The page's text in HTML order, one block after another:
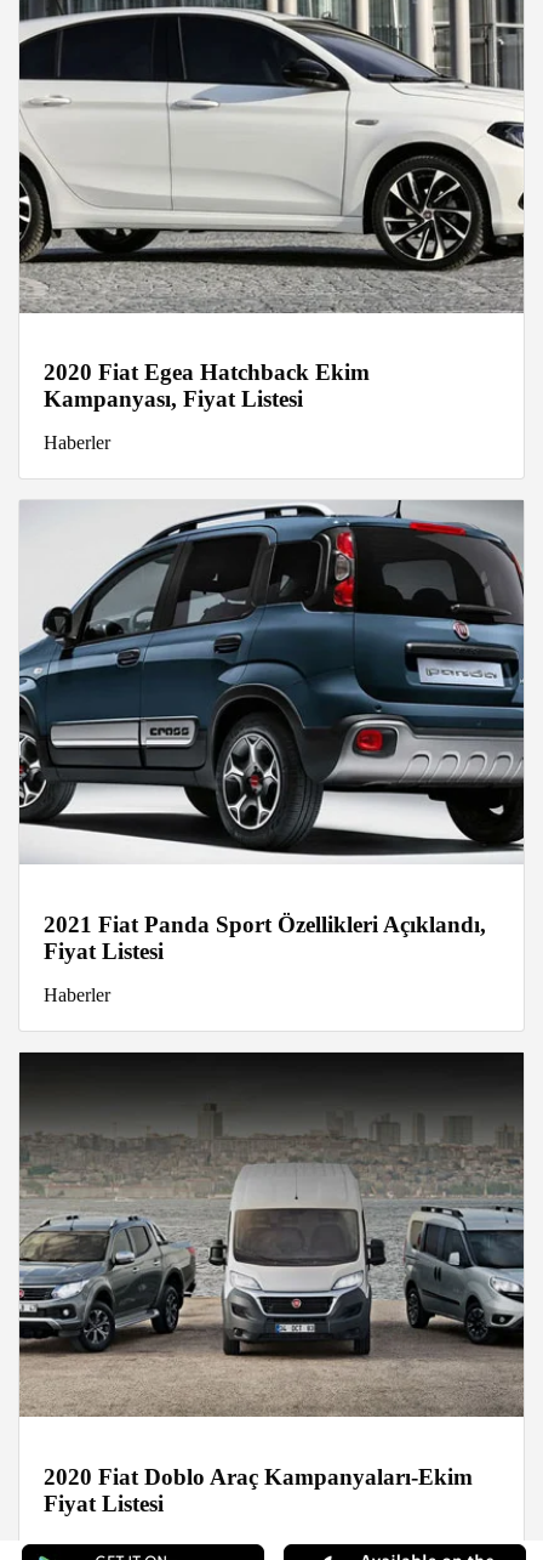
2020 Fiat Egea Hatchback Ekim
Kampanyası, Fiyat Listesi
Haberler
2021 Fiat Panda Sport Özellikleri Açıklandı,
Fiyat Listesi
Haberler
2020 Fiat Doblo Araç Kampanyaları-Ekim
Fiyat Listesi
Haberler